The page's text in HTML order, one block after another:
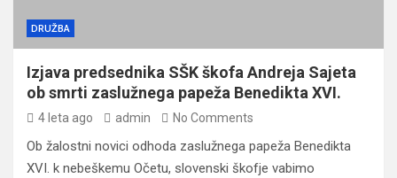
DRUŽBA
Izjava predsednika SŠK škofa Andreja Sajeta
ob smrti zaslužnega papeža Benedikta XVI.
4 leta ago admin No Comments
Ob žalostni novici odhoda zaslužnega papeža Benedikta
XVI. k nebeškemu Očetu, slovenski škofje vabimo